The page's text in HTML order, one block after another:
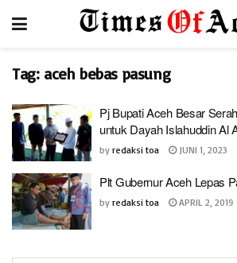
Tag: aceh bebas pasung
Pj Bupati Aceh Besar
untuk Dayah Islahuddin Al
by redaksi toa JUNI 1, 2023
Plt Gubernur Aceh Lepas
by redaksi toa APRIL 2, 2019